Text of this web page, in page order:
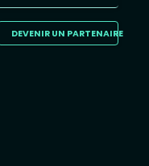
DEVENIR UN PARTENAIRE